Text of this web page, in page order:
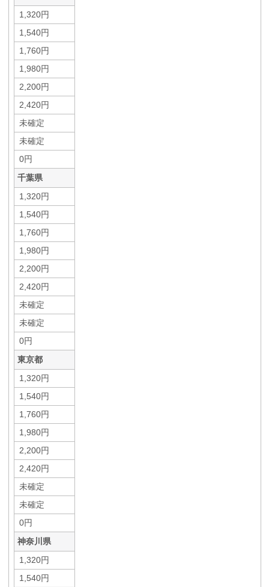
1,320円
1,540円
1,760円
1,980円
2,200円
2,420円
未確定
未確定
0円
千葉県
1,320円
1,540円
1,760円
1,980円
2,200円
2,420円
未確定
未確定
0円
東京都
1,320円
1,540円
1,760円
1,980円
2,200円
2,420円
未確定
未確定
0円
神奈川県
1,320円
1,540円